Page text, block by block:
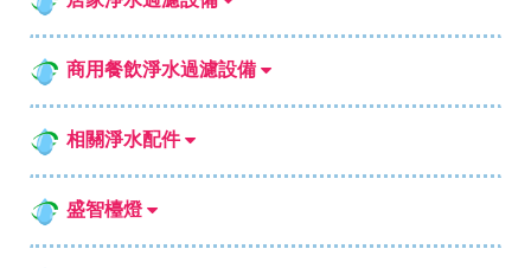
商用餐飲淨水過濾設備
相關淨水配件
盛智檯燈